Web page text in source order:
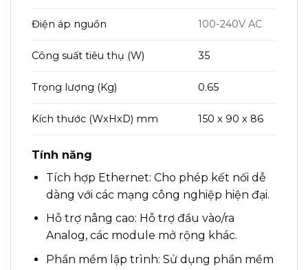
Điện áp nguồn 100-240V AC
Công suất tiêu thụ (W) 35
Trọng lượng (Kg) 0.65
Kích thước (WxHxD) mm 150 x 90 x 86
Tính năng
Tích hợp Ethernet: Cho phép kết nối dễ
dàng với các mạng công nghiệp hiện đại.
Hỗ trợ nâng cao: Hỗ trợ đầu vào/ra
Analog, các module mở rộng khác.
Phần mềm lập trình: Sử dụng phần mềm